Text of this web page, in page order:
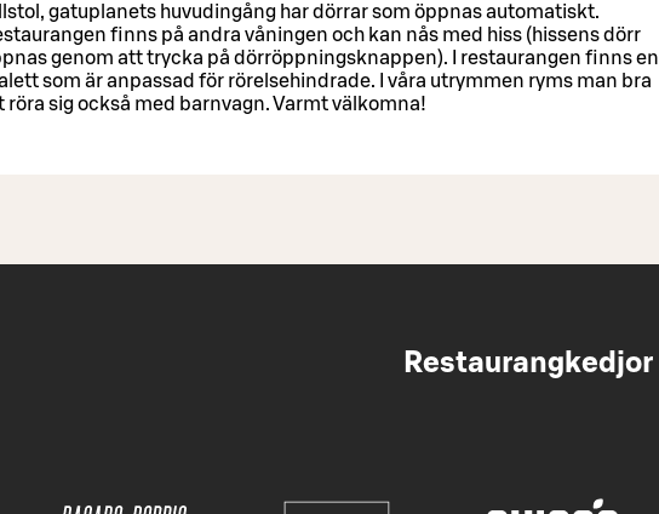
gatuplanets huvudingång har dörrar som öppnas automatiskt.
finns på andra våningen och kan nås med hiss (hissens dörr
genom att trycka på dörröppningsknappen). I restaurangen finns en
som är anpassad för rörelsehindrade. I våra utrymmen ryms man bra
röra sig också med barnvagn. Varmt välkomna!
Restaurangkedjor